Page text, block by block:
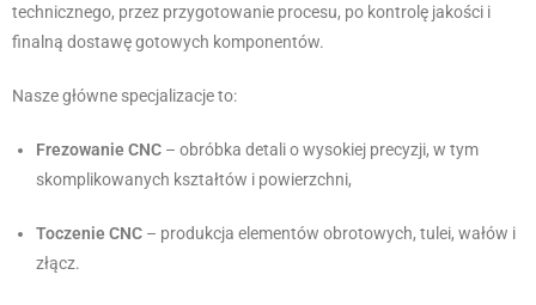
technicznego, przez przygotowanie procesu, po kontrolę jakości i
finalną dostawę gotowych komponentów.
Nasze główne specjalizacje to:
Frezowanie CNC – obróbka detali o wysokiej precyzji, w tym
skomplikowanych kształtów i powierzchni,
Toczenie CNC – produkcja elementów obrotowych, tulei, wałów i
złącz.